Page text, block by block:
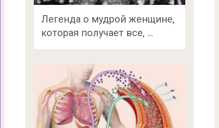
Легенда о мудрой женщине,
которая получает все, …